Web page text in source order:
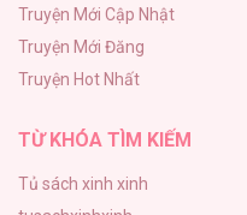
Mùa Xuân Hoa Nở
103
Truyện Mới Cập Nhật
Truyện Mới Đăng
Truyện Hot Nhất
TỪ KHÓA TÌM KIẾM
Tủ sách xinh xinh